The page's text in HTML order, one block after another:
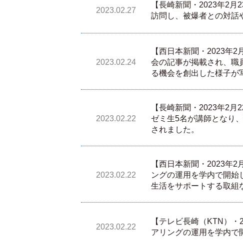
2023.02.27
【長崎新聞・2023年2
訪問し、被爆者との対話
2023.02.24
【西日本新聞・2023年
会の記事が掲載され、職
る機会を創出した様子が
2023.02.22
【長崎新聞・2023年2
ゼミ生5名が講師となり
されました。
2023.02.22
【西日本新聞・2023年
ングの運用を学内で開
生活をサポートする取組
2023.02.22
【テレビ長崎（KTN）
アリングの運用を学内で